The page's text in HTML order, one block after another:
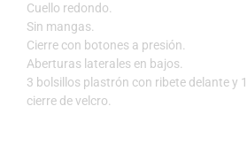
Cuello redondo.
Sin mangas.
Cierre con botones a presión.
Aberturas laterales en bajos.
3 bolsillos plastrón con ribete delante y
cierre de velcro.